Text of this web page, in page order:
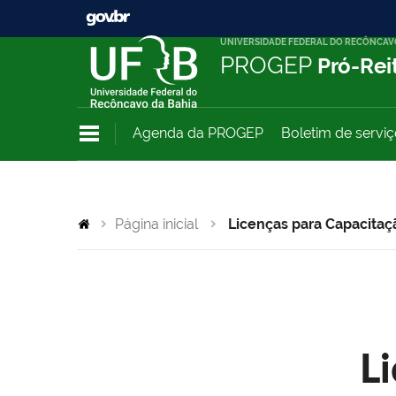
UNIVERSIDADE FEDERAL DO
PROGEP Pró-
Agenda da PROGEP Boletim de
Página inicial Licenças para